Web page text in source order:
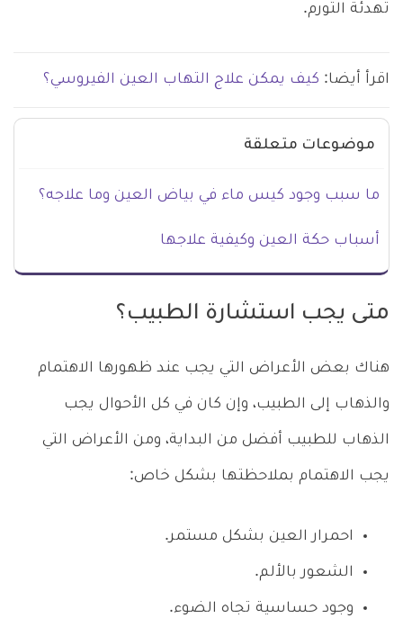
تهدئة التورم.
اقرأ أيضا: كيف يمكن علاج التهاب العين الفيروسي؟
موضوعات متعلقة
ما سبب وجود كيس ماء في بياض العين وما علاجه؟
أسباب حكة العين وكيفية علاجها
متى يجب استشارة الطبيب؟
هناك بعض الأعراض التي يجب عند ظهورها الاهتمام
والذهاب إلى الطبيب، وإن كان في كل الأحوال يجب
الذهاب للطبيب أفضل من البداية، ومن الأعراض التي
يجب الاهتمام بملاحظتها بشكل خاص:
احمرار العين بشكل مستمر.
الشعور بالألم.
وجود حساسية تجاه الضوء.